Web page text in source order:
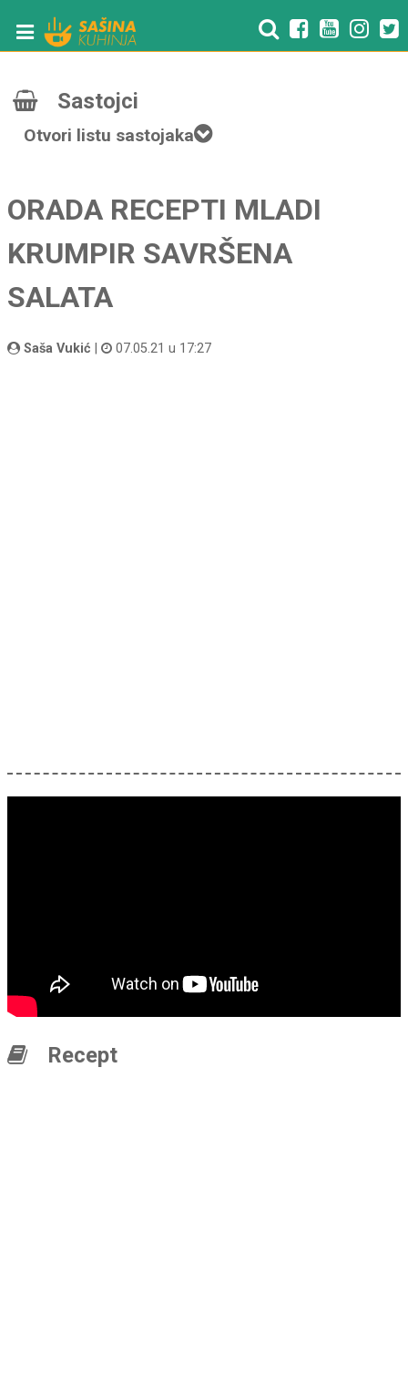
Sastojci
Otvori listu sastojaka
ORADA RECEPTI MLADI
KRUMPIR SAVRŠENA
SALATA
Saša Vukić 07.05.21 u 17:27
Recept